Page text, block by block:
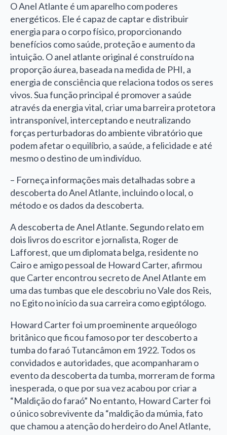
O Anel Atlante é um aparelho com poderes
energéticos. Ele é capaz de captar e distribuir
energia para o corpo físico, proporcionando
benefícios como saúde, proteção e aumento da
intuição. O anel atlante original é construído na
proporção áurea, baseada na medida de PHI, a
energia de consciência que relaciona todos os seres
vivos. Sua função principal é promover a saúde
através da energia vital, criar uma barreira protetora
intransponível, interceptando e neutralizando
forças perturbadoras do ambiente vibratório que
podem afetar o equilíbrio, a saúde, a felicidade e até
mesmo o destino de um indivíduo.
– Forneça informações mais detalhadas sobre a
descoberta do Anel Atlante, incluindo o local, o
método e os dados da descoberta.
A descoberta de Anel Atlante. Segundo relato em
dois livros do escritor e jornalista, Roger de
Lafforest, que um diplomata belga, residente no
Cairo e amigo pessoal de Howard Carter, afirmou
que Carter encontrou secreto de Anel Atlante em
uma das tumbas que ele descobriu no Vale dos Reis,
no Egito no início da sua carreira como egiptólogo.
Howard Carter foi um proeminente arqueólogo
britânico que ficou famoso por ter descoberto a
tumba do faraó Tutancâmon em 1922. Todos os
convidados e autoridades, que acompanharam o
evento da descoberta da tumba, morreram de forma
inesperada, o que por sua vez acabou por criar a
“Maldição do faraó” No entanto, Howard Carter foi
o único sobrevivente da “maldição da múmia, fato
que chamou a atenção do herdeiro do Anel Atlante,